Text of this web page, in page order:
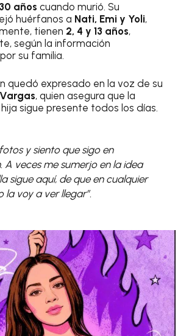
30 años cuando murió. Su
huérfanos a Nati, Emi y Yoli,
tienen 2, 4 y 13 años,
según la información
su familia.
quedó expresado en la voz de su
, quien asegura que la
sigue presente todos los días.
fotos y siento que sigo en
A veces me sumerjo en la idea
sigue aquí, de que en cualquier
la voy a ver llegar”.